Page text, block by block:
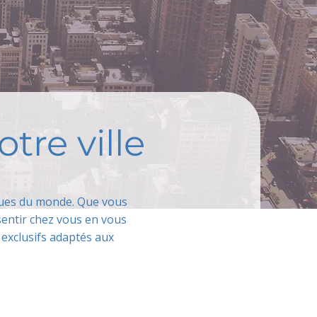
ville
du monde. Que vous
chez vous en vous
adaptés aux